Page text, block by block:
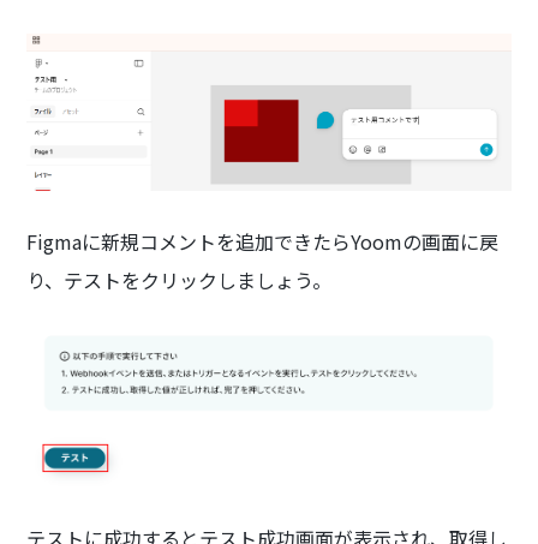
Figmaに新規コメントを追加できたらYoomの画面に戻
り、テストをクリックしましょう。
テストに成功するとテスト成功画面が表示され、取得し